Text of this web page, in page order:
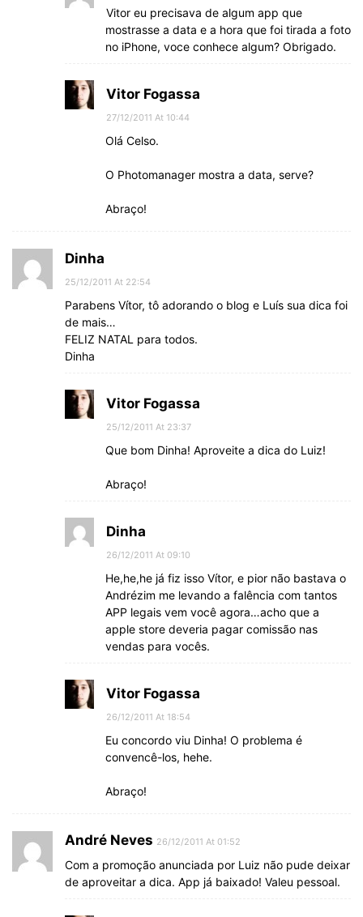
Vitor eu precisava de algum app que
mostrasse a data e a hora que foi tirada a foto
no iPhone, voce conhece algum? Obrigado.
Vitor Fogassa
27/12/2011 At 10:44
Olá Celso.
O Photomanager mostra a data, serve?
Abraço!
Dinha
25/12/2011 At 22:54
Parabens Vítor, tô adorando o blog e Luís sua dica foi
de mais…
FELIZ NATAL para todos.
Dinha
Vitor Fogassa
25/12/2011 At 23:37
Que bom Dinha! Aproveite a dica do Luiz!
Abraço!
Dinha
26/12/2011 At 09:10
He,he,he já fiz isso Vítor, e pior não bastava o
Andrézim me levando a falência com tantos
APP legais vem você agora…acho que a
apple store deveria pagar comissão nas
vendas para vocês.
Vitor Fogassa
26/12/2011 At 18:54
Eu concordo viu Dinha! O problema é
convencê-los, hehe.
Abraço!
André Neves 26/12/2011 At 01:52
Com a promoção anunciada por Luiz não pude deixar
de aproveitar a dica. App já baixado! Valeu pessoal.